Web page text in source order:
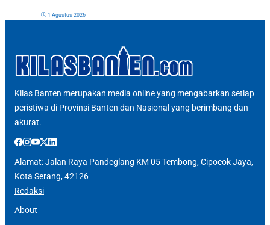
1 Agustus 2026
Kilas Banten merupakan media online yang mengabarkan setiap
peristiwa di Provinsi Banten dan Nasional yang berimbang dan
akurat.
Alamat: Jalan Raya Pandeglang KM 05 Tembong, Cipocok Jaya,
Kota Serang, 42126
Redaksi
About